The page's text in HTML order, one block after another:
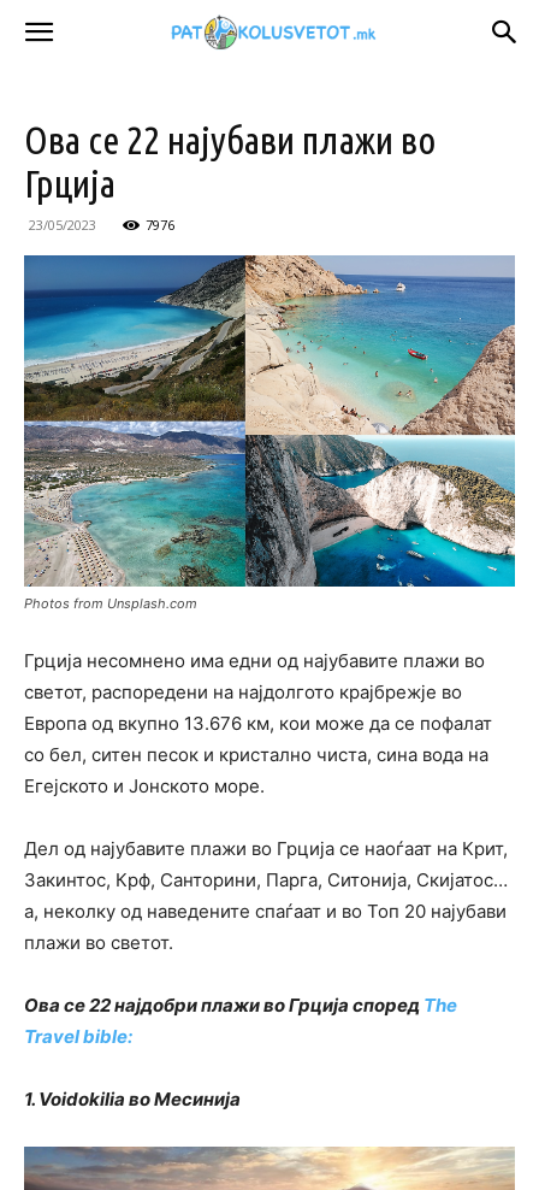
Ова се 22 најубави плажи во
Грција
23/05/2023 7976
Photos from Unsplash.com
Грција несомнено има едни од најубавите плажи во
светот, распоредени на најдолгото крајбрежје во
Европа од вкупно 13.676 км, кои може да се пофалат
со бел, ситен песок и кристално чиста, сина вода на
Егејското и Јонското море.
Дел од најубавите плажи во Грција се наоѓаат на Крит,
Закинтос, Крф, Санторини, Парга, Ситонија, Скијатос…
а, неколку од наведените спаѓаат и во Топ 20 најубави
плажи во светот.
Ова се 22 најдобри плажи во Грција според Тhe
Travel bible:
1. Voidokilia во Месинија